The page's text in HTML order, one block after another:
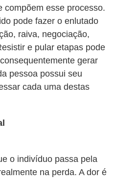
compõem esse processo.
pode fazer o enlutado
raiva, negociação,
e pular etapas pode
gerar
pessoa possui seu
cada uma destas
o indivíduo passa pela
na perda. A dor é